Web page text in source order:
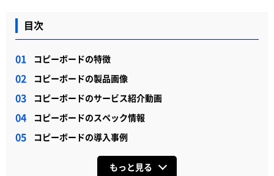
目次
コピーボードの特徴
コピーボードの製品画像
コピーボードのサービス紹介動画
コピーボードのスペック情報
コピーボードの導入事例
もっと見る